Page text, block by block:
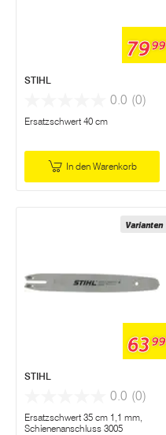
7999
STIHL
0.0 (0)
Ersatzschwert 40 cm
In den Warenkorb
Varianten
6399
STIHL
0.0 (0)
Ersatzschwert 35 cm 1,1 mm,
Schienenanschluss 3005